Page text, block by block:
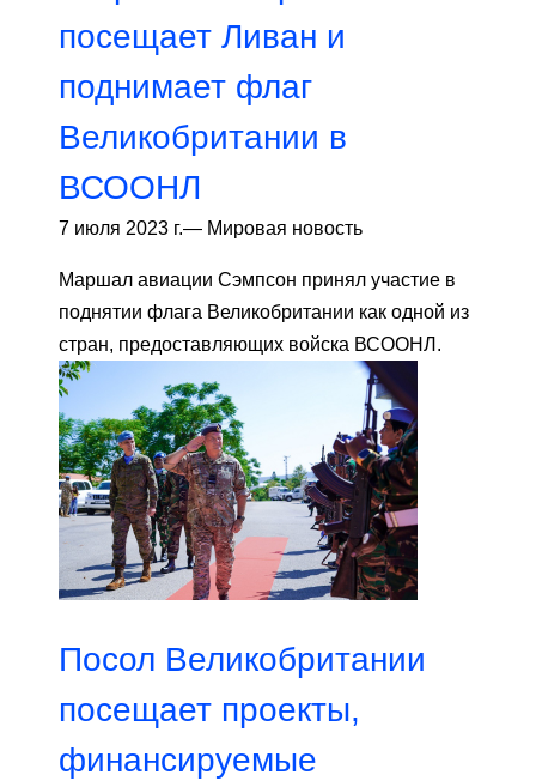
посещает Ливан и
поднимает флаг
Великобритании в
ВСООНЛ
7 июля 2023 г.— Мировая новость
Маршал авиации Сэмпсон принял участие в
поднятии флага Великобритании как одной из
стран, предоставляющих войска ВСООНЛ.
Посол Великобритании
посещает проекты,
финансируемые